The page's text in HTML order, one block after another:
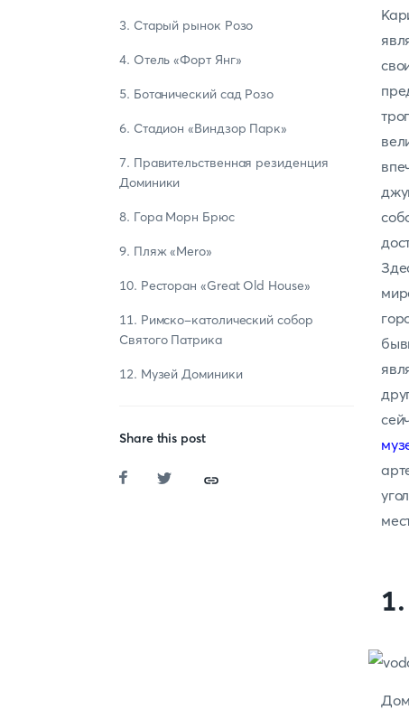
3. Старый рынок Розо
4. Отель «Форт Янг»
5. Ботанический сад Розо
6. Стадион «Виндзор Парк»
7. Правительственная резиденция
Доминики
8. Гора Морн Брюс
9. Пляж «Mero»
10. Ресторан «Great Old House»
11. Римско-католический собор
Святого Патрика
12. Музей Доминики
Share this post